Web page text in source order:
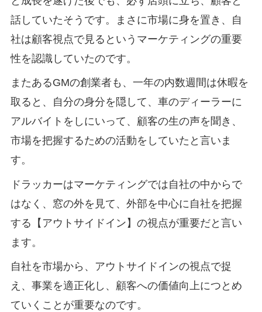
話していたそうです。まさに市場に身を置き、自
社は顧客視点で見るというマーケティングの重要
性を認識していたのです。
またあるGMの創業者も、一年の内数週間は休暇を
取ると、自分の身分を隠して、車のディーラーに
アルバイトをしにいって、顧客の生の声を聞き、
市場を把握するための活動をしていたと言いま
す。
ドラッカーはマーケティングでは自社の中からで
はなく、窓の外を見て、外部を中心に自社を把握
する【アウトサイドイン】の視点が重要だと言い
ます。
自社を市場から、アウトサイドインの視点で捉
え、事業を適正化し、顧客への価値向上につとめ
ていくことが重要なのです。